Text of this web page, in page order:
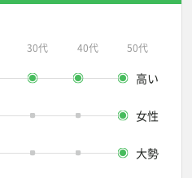
30代 40代 50代
高い
女性
大勢